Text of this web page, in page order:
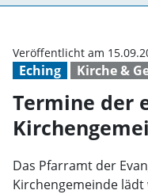
Eching Kirche &
Veröffentlicht am
Termine der
Das Pfarramt der
Kirchengemeinde